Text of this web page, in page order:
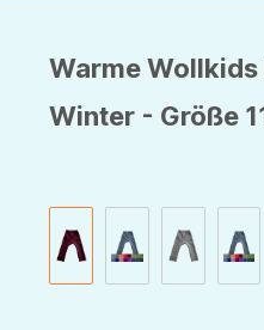
Warme
Winter - Größe